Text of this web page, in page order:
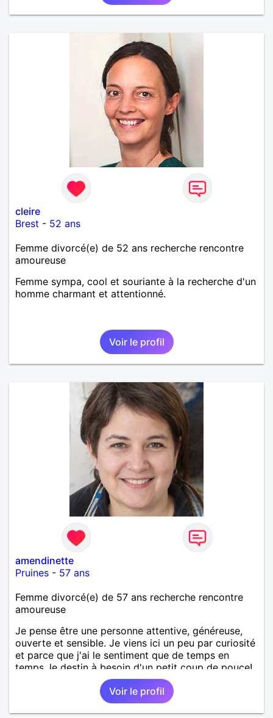
cleire
Brest - 52 ans
Femme divorcé(e) de 52 ans recherche rencontre
amoureuse
Femme sympa, cool et souriante à la recherche d'un
homme charmant et attentionné.
Voir le profil
amendinette
Pruines - 57 ans
Femme divorcé(e) de 57 ans recherche rencontre
amoureuse
Je pense être une personne attentive, généreuse,
ouverte et sensible. Je viens ici un peu par curiosité
et parce que j'ai le sentiment que de temps en
temps, le destin à besoin d'un petit coup de pouce!
Voir le profil